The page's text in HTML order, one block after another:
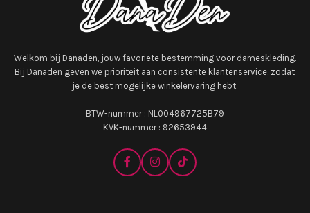
Welkom bij Danaden, jouw favoriete bestemming voor dameskleding.
Bij Danaden geven we prioriteit aan consistente klantenservice, zodat
je de best mogelijke winkelervaring hebt.
BTW-nummer : NL004967725B79
KVK-nummer : 92653944